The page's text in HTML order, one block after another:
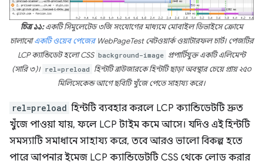
চিত্র ১১:একটি সিমুলেটেড ৩জি সংযোগের মাধ্যমে মোবাইল ডিভাইসে ক্রোমে
চালানোএকটি ওয়েব পেজেরWebPageTest নেটওয়ার্ক ওয়াটারফল চার্ট। পেজটির
LCP ক্যান্ডিডেট হলো CSS background-image প্রপার্টিযুক্ত একটি এলিমেন্ট
(সারি ৩)। rel=preload হিন্টটি ব্রাউজারকে হিন্টটি ছাড়া অবস্থার চেয়ে প্রায় ২৫০
মিলিসেকেন্ড আগে ছবিটি খুঁজে পেতে সাহায্য করে।
rel=preload হিন্টটি ব্যবহার করলে LCP ক্যান্ডিডেটটি দ্রুত
খুঁজে পাওয়া যায়, ফলে LCP টাইম কমে আসে। যদিও এই হিন্টটি
সমস্যাটি সমাধানে সাহায্য করে, তবে আরও ভালো বিকল্প হতে
পারে আপনার ইমেজ LCP ক্যান্ডিডেটটি CSS থেকে লোড করার